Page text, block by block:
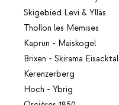
Skigebied Levi & Ylläs
Thollon les Memises
Kaprun - Maiskogel
Brixen - Skirama Eisacktal
Kerenzerberg
Hoch - Ybrig